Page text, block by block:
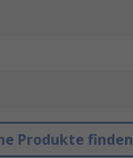
Produkte finden